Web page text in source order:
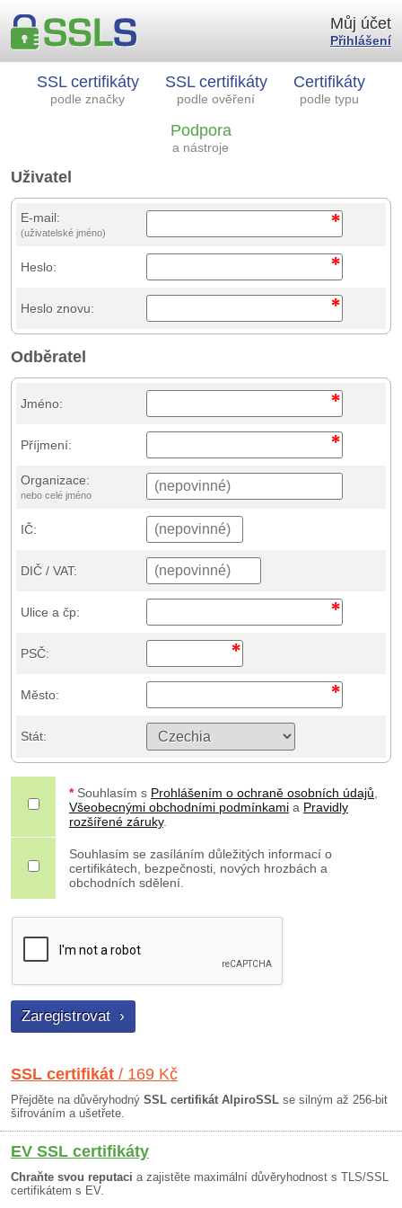
SSL certifikáty
podle značky
SSL certifikáty
podle ověření
Certifikáty
podle typu
Podpora
a nástroje
Můj účet
Přihlášení
Uživatel
E-mail:
(uživatelské jméno)
Heslo:
Heslo znovu:
Odběratel
Jméno:
Příjmení:
Organizace:
nebo celé jméno
IČ:
DIČ / VAT:
Ulice a čp:
PSČ:
Město:
Stát:
* Souhlasím s Prohlášením o ochraně osobních údajů
Všeobecnými obchodními podmínkami a Pravidly
rozšířené záruky.
Souhlasím se zasíláním důležitých informací o
certifikátech, bezpečnosti, nových hrozbách a
obchodních sdělení.
SSL certifikát / 169 Kč
Přejděte na důvěryhodný SSL certifikát AlpiroSSL se silným až 256-bit
šifrováním a ušetřete.
EV SSL certifikáty
Chraňte svou reputaci a zajistěte maximální důvěryhodnost s TLS/SSL
certifikátem s EV.